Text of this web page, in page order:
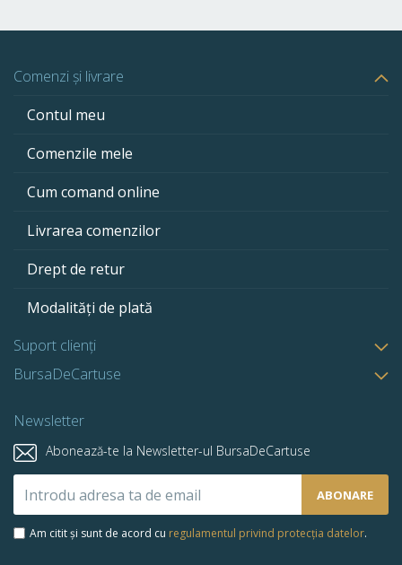
Comenzi și livrare
Contul meu
Comenzile mele
Cum comand online
Livrarea comenzilor
Drept de retur
Modalități de plată
Suport clienți
BursaDeCartuse
Newsletter
Abonează-te la Newsletter-ul BursaDeCartuse
la
newsletter-
ABONARE
Am citit și sunt de acord cu regulamentul privind protecția datelor.